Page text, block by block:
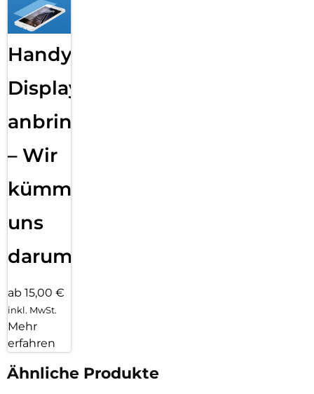
Handy
Displayfolie
anbringen
– Wir
kümmern
uns
darum!
ab 15,00 €
inkl. MwSt.
Mehr
erfahren
Ähnliche Produkte